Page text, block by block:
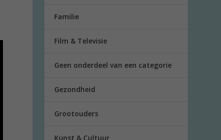
Familie
Film & Televisie
Geen onderdeel van een categorie
Gezondheid
Grootouders
Kunst & Cultuur